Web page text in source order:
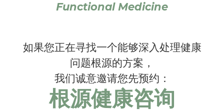
Functional Medicine
如果您正在寻找一个能够深入处理健康
问题根源的方案，
我们诚意邀请您先预约：
根源健康咨询